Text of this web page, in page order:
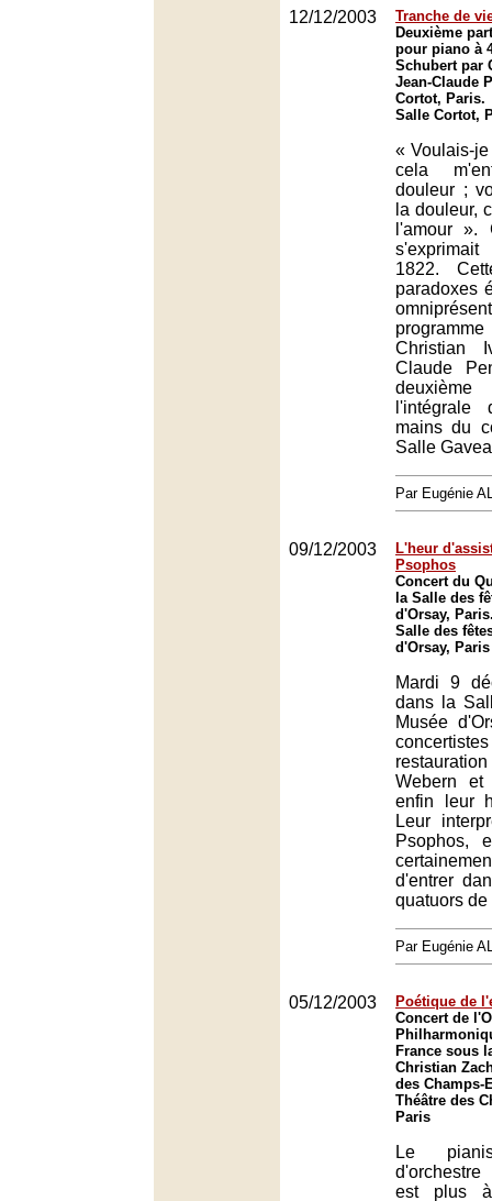
12/12/2003
Tranche de
Deuxième
pour piano à
Schubert par
Jean-Claude
Cortot, Paris.
Salle Cortot,
« Voulais-
cela
douleur ;
la douleur,
l'amour ».
1822.
paradoxes
Christian
Claude
mains du
Salle
Par Eugénie
09/12/2003
L'heur
Psophos
Concert du
la Salle des
d'Orsay,
Salle des
d'Orsay, Paris
Mardi 9
dans la
Musée
Webern
enfin leur
Leur
Psophos,
d'entrer
quatuors
Par Eugénie
05/12/2003
Poétique de
Concert de
France sous
Christian
des Champs-
Théâtre des
Paris
Le
est plus